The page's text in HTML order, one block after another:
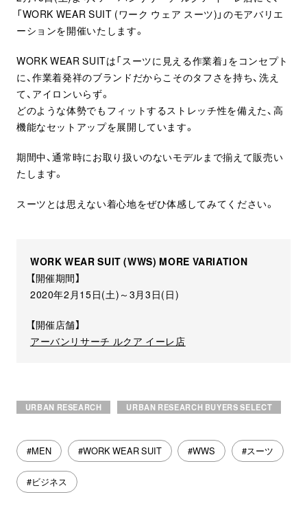
「WORK WEAR SUIT (ワーク ウェア スーツ)」のモアバリエ
ーションを開催いたします。
WORK WEAR SUITは「スーツに見える作業着」をコンセプト
に、作業着発祥のブランドだからこそのタフさを持ち、洗え
て、アイロンいらず。
どのような体勢でもフィットするストレッチ性を備えた、高
機能なセットアップを展開しています。
期間中、通常時にお取り扱いのないモデルまで揃えて販売い
たします。
スーツとは思えない着心地をぜひ体感してみてください。
WORK WEAR SUIT (WWS) MORE VARIATION
【開催期間】
2020年2月15日(土)～3月3日(日)
【開催店舗】
アーバンリサーチ ルクア イーレ店
URBAN RESEARCH URBAN RESEARCH BUYERS SELECT
#MEN #WORK WEAR SUIT #WWS #スーツ
#ビジネス